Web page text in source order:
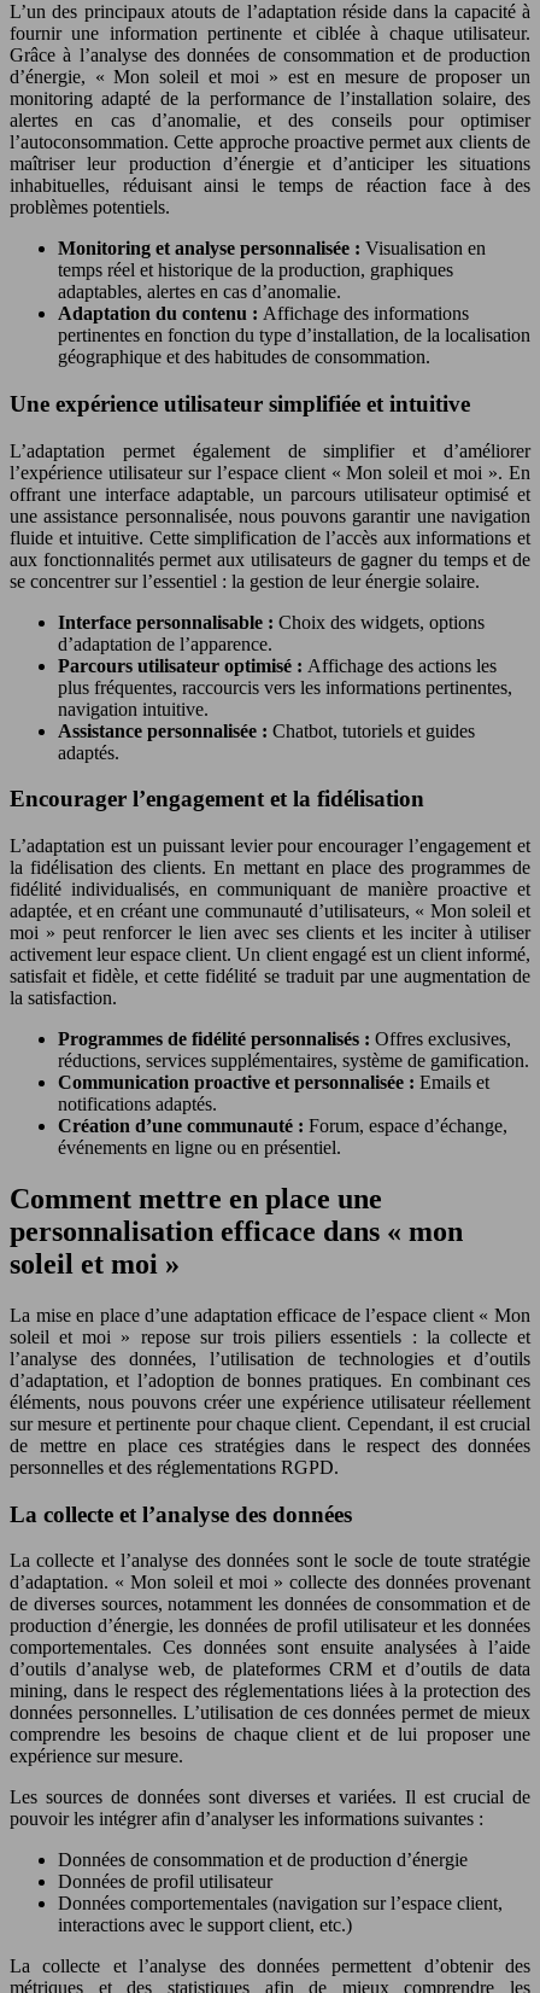
L’un des principaux atouts de l’adaptation réside dans la capacité à
fournir une information pertinente et ciblée à chaque utilisateur.
Grâce à l’analyse des données de consommation et de production
d’énergie, « Mon soleil et moi » est en mesure de proposer un
monitoring adapté de la performance de l’installation solaire, des
alertes en cas d’anomalie, et des conseils pour optimiser
l’autoconsommation. Cette approche proactive permet aux clients de
maîtriser leur production d’énergie et d’anticiper les situations
inhabituelles, réduisant ainsi le temps de réaction face à des
problèmes potentiels.
Monitoring et analyse personnalisée : Visualisation en
temps réel et historique de la production, graphiques
adaptables, alertes en cas d’anomalie.
Adaptation du contenu : Affichage des informations
pertinentes en fonction du type d’installation, de la localisation
géographique et des habitudes de consommation.
Une expérience utilisateur simplifiée et intuitive
L’adaptation permet également de simplifier et d’améliorer
l’expérience utilisateur sur l’espace client « Mon soleil et moi ». En
offrant une interface adaptable, un parcours utilisateur optimisé et
une assistance personnalisée, nous pouvons garantir une navigation
fluide et intuitive. Cette simplification de l’accès aux informations et
aux fonctionnalités permet aux utilisateurs de gagner du temps et de
se concentrer sur l’essentiel : la gestion de leur énergie solaire.
Interface personnalisable : Choix des widgets, options
d’adaptation de l’apparence.
Parcours utilisateur optimisé : Affichage des actions les
plus fréquentes, raccourcis vers les informations pertinentes,
navigation intuitive.
Assistance personnalisée : Chatbot, tutoriels et guides
adaptés.
Encourager l’engagement et la fidélisation
L’adaptation est un puissant levier pour encourager l’engagement et
la fidélisation des clients. En mettant en place des programmes de
fidélité individualisés, en communiquant de manière proactive et
adaptée, et en créant une communauté d’utilisateurs, « Mon soleil et
moi » peut renforcer le lien avec ses clients et les inciter à utiliser
activement leur espace client. Un client engagé est un client informé,
satisfait et fidèle, et cette fidélité se traduit par une augmentation de
la satisfaction.
Programmes de fidélité personnalisés : Offres exclusives,
réductions, services supplémentaires, système de gamification.
Communication proactive et personnalisée : Emails et
notifications adaptés.
Création d’une communauté : Forum, espace d’échange,
événements en ligne ou en présentiel.
Comment mettre en place une
personnalisation efficace dans « mon
soleil et moi »
La mise en place d’une adaptation efficace de l’espace client « Mon
soleil et moi » repose sur trois piliers essentiels : la collecte et
l’analyse des données, l’utilisation de technologies et d’outils
d’adaptation, et l’adoption de bonnes pratiques. En combinant ces
éléments, nous pouvons créer une expérience utilisateur réellement
sur mesure et pertinente pour chaque client. Cependant, il est crucial
de mettre en place ces stratégies dans le respect des données
personnelles et des réglementations RGPD.
La collecte et l’analyse des données
La collecte et l’analyse des données sont le socle de toute stratégie
d’adaptation. « Mon soleil et moi » collecte des données provenant
de diverses sources, notamment les données de consommation et de
production d’énergie, les données de profil utilisateur et les données
comportementales. Ces données sont ensuite analysées à l’aide
d’outils d’analyse web, de plateformes CRM et d’outils de data
mining, dans le respect des réglementations liées à la protection des
données personnelles. L’utilisation de ces données permet de mieux
comprendre les besoins de chaque client et de lui proposer une
expérience sur mesure.
Les sources de données sont diverses et variées. Il est crucial de
pouvoir les intégrer afin d’analyser les informations suivantes :
Données de consommation et de production d’énergie
Données de profil utilisateur
Données comportementales (navigation sur l’espace client,
interactions avec le support client, etc.)
La collecte et l’analyse des données permettent d’obtenir des
métriques et des statistiques afin de mieux comprendre les